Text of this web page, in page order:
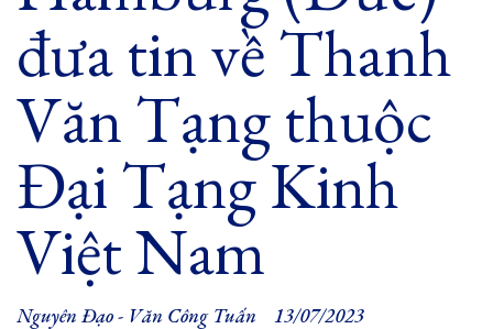
đưa tin về Thanh
Văn Tạng thuộc
Đại Tạng Kinh
Việt Nam
Nguyên Đạo - Văn Công Tuấn
13/07/2023